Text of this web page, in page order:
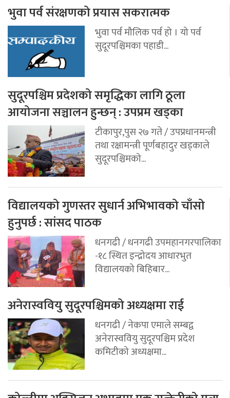
भुवा पर्व संरक्षणको प्रयास सकरात्मक
भुवा पर्व मौलिक पर्व हो । यो पर्व
सुदूरपश्चिमका पहाडी...
सुदूरपश्चिम प्रदेशको समृद्धिका लागि ठूला
आयोजना सञ्चालन हुन्छन् : उपप्रम खड्का
टीकापुर,पुस २७ गते / उपप्रधानमन्त्री
तथा रक्षामन्त्री पूर्णबहादुर खड्काले
सुदूरपश्चिमको...
विद्यालयको गुणस्तर सुधार्न अभिभावको चाँसो
हुनुपर्छ : सांसद पाठक
धनगढी / धनगढी उपमहानगरपालिका
-१८ स्थित इन्द्रोदय आधारभुत
विद्यालयको बिहिबार...
अनेरास्ववियु सुदूरपश्चिमको अध्यक्षमा राई
धनगढी / नेकपा एमाले सम्बद्व
अनेरास्ववियु सुदूरपश्चिम प्रदेश
कमिटीको अध्यक्षमा...